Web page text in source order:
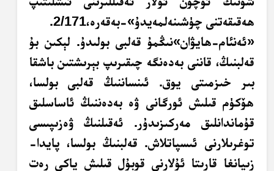
ھەقىقەتنى چۈشىنەلمەيدۇ»-بەقەرە،2/171.
«ئەنئام-ھايۋان»نىڭمۇ قەلبى بولىدۇ. لېكىن بۇ
قەلبنىڭ، قاننى بەدەنگە چىقىرىپ بېرىشتىن باشقا
بىر خىزمىتى يوق. ئىنساننىڭ قەلبى بولسا،
ھۆكۈم قىلىش ئورگانى ۋە بەدەننىڭ ئاساسلىق
قۇماندانلىق مەركىزىدۇر. ئەقىلنىڭ ۋەزىپىسى
توغرىلارنى ئىسپاتلاش. قەلبنىڭ بولسا، پايدا-
زىيانغا قارىتا ئۇلارنى قوبۇل قىلىش ياكى رەت